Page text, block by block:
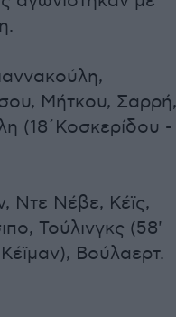
Μήτκου, Σαρρή,
(18΄Κοσκερίδου -
Ντε Νέβε, Κέϊς,
Τούλινγκς (58'
Βούλαερτ.